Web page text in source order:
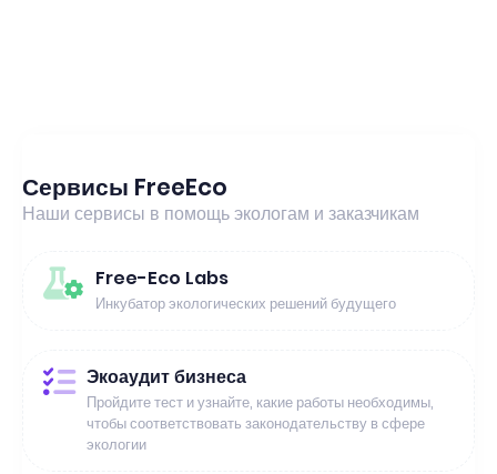
Сервисы FreeEco
Наши сервисы в помощь экологам и заказчикам
Free-Eco Labs
Инкубатор экологических решений будущего
Экоаудит бизнеса
Пройдите тест и узнайте, какие работы необходимы,
чтобы соответствовать законодательству в сфере
экологии